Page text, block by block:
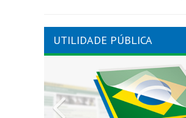
UTILIDADE PÚBLICA
Previous